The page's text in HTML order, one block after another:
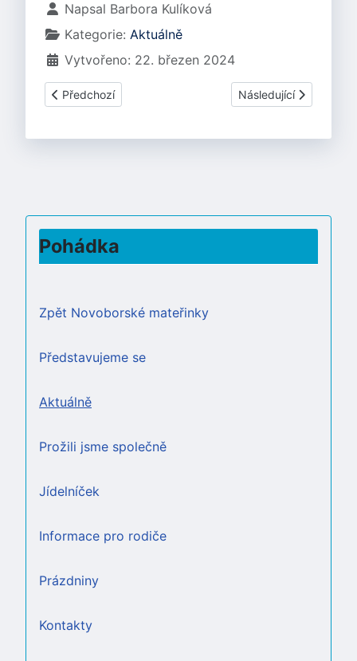
Základní údaje
Napsal Barbora Kulíková
Kategorie: Aktuálně
Vytvořeno: 22. březen 2024
Předchozí článek: Květen 2024
Předchozí Další článek: Březen
Následující
Pohádka
Zpět Novoborské mateřinky
Představujeme se
Aktuálně
Prožili jsme společně
Jídelníček
Informace pro rodiče
Prázdniny
Kontakty